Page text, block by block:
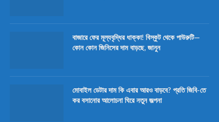
বাজারে ফের মূল্যবৃদ্ধির ধাক্কা! বিস্কুট থেকে পাউরুটি—
কোন কোন জিনিসের দাম বাড়ছে, জানুন
মোবাইল ডেটার দাম কি এবার আরও বাড়বে? প্রতি জিবি-তে
কর বসানোর আলোচনা ঘিরে নতুন জল্পনা